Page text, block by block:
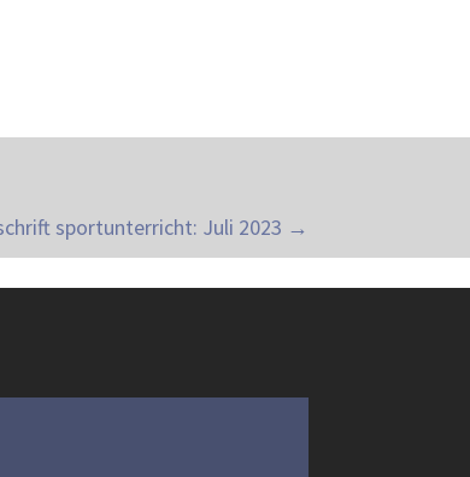
sportunterricht: Juli 2023 →